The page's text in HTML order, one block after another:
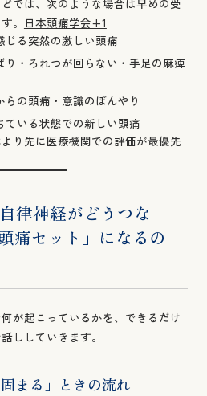
では、次のような場合は早めの受
。 日本頭痛学会+1
じる突然の激しい頭痛
り・ろれつが回らない・手足の麻痺
の頭痛・意識のぼんやり
ている状態での新しい頭痛
り先に医療機関での評価が最優先
律神経がどうつな
痛セット」になるの
が起こっているかを、できるだけ
ししていきます。
まる」ときの流れ